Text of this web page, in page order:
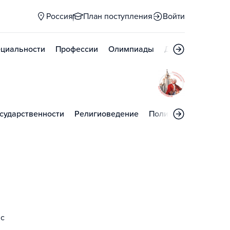
Россия План поступления Войти
Профессии Олимпиады Дни открытых
Религиоведение Политология